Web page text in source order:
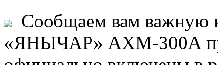
Сообщаем вам важную
«ЯНЫЧАР» АХМ-300А